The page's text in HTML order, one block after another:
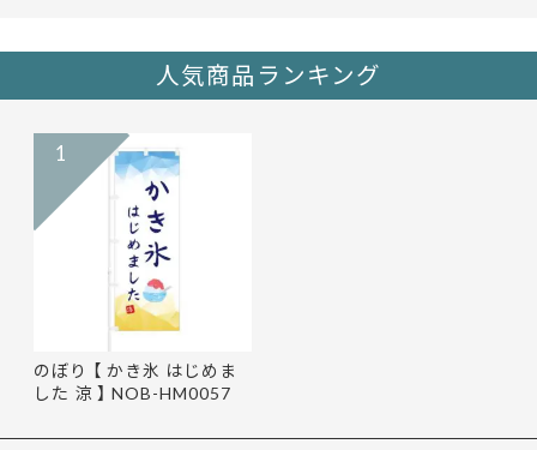
人気商品ランキング
のぼり 【 かき氷 はじめま
した 涼 】 NOB-HM0057
1